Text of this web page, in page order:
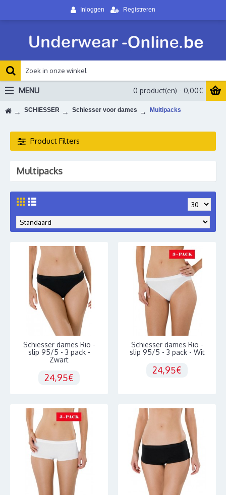
Inloggen Registreren
0 product(en) - 0,00€
MENU
SCHIESSER Schiesser voor dames Multipacks
Product Filters
Multipacks
Schiesser dames Rio -
slip 95/5 - 3 pack -
Zwart
24,95€
Schiesser dames Rio -
slip 95/5 - 3 pack - Wit
24,95€